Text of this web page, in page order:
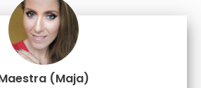
(Maja)